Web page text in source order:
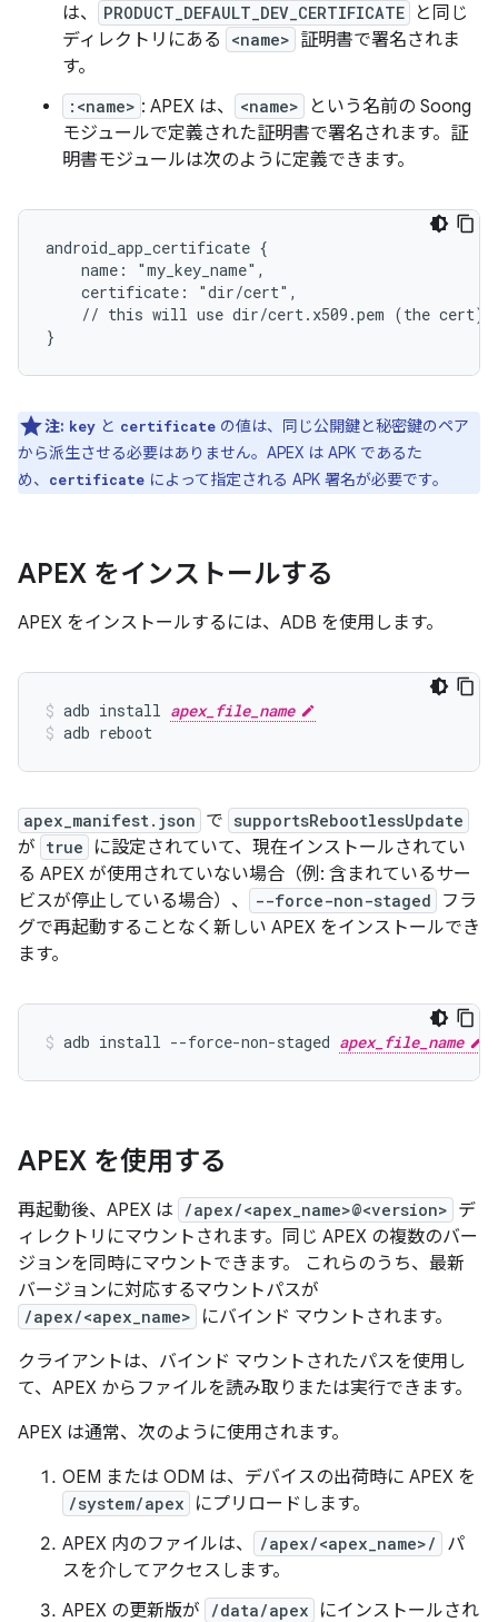
は、
PRODUCT_DEFAULT_DEV_CERTIFICATE
と同じ
ディレクトリにある
<name> 証明書で署名されま
す。
:<name> : APEX は、 <name>
という名前の Soong
モジュールで定義された証明書で署名されます。証
明書モジュールは次のように定義できます。
android_app_certificate {
    name: "my_key_name",
    certificate: "dir/cert",
// this will use dir/cert.x509.pem (the cert)
注: key と certificate の値は、同じ公開鍵と秘密鍵のペア
から派生させる必要はありません。APEX は APK であるた
め、
certificate によって指定される APK 署名が必要です。
APEX をインストールする
APEX をインストールするには、ADB を使用します。
adb install apex_file_name
adb reboot
apex_manifest.json で supportsRebootlessUpdate
が true
に設定されていて、現在インストールされてい
る APEX が使用されていない場合（例: 含まれているサー
ビスが停止している場合）、
--force-non-staged
フラ
グで再起動することなく新しい APEX をインストールでき
ます。
adb install --force-non-staged apex_file_name
APEX を使用する
再起動後、APEX は /apex/<apex_name>@<version> デ
ィレクトリにマウントされます。同じ APEX の複数のバー
ジョンを同時にマウントできます。 これらのうち、最新
バージョンに対応するマウントパスが
/apex/<apex_name>
にバインド マウントされます。
クライアントは、バインド マウントされたパスを使用し
て、APEX からファイルを読み取りまたは実行できます。
APEX は通常、次のように使用されます。
OEM または ODM は、デバイスの出荷時に APEX を
/system/apex
にプリロードします。
APEX 内のファイルは、
/apex/<apex_name>/
パ
スを介してアクセスします。
APEX の更新版が
/data/apex にインストールされ